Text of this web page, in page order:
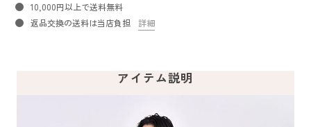
10,000円以上で送料無料
返品交換の送料は当店負担
詳細
アイテム説明